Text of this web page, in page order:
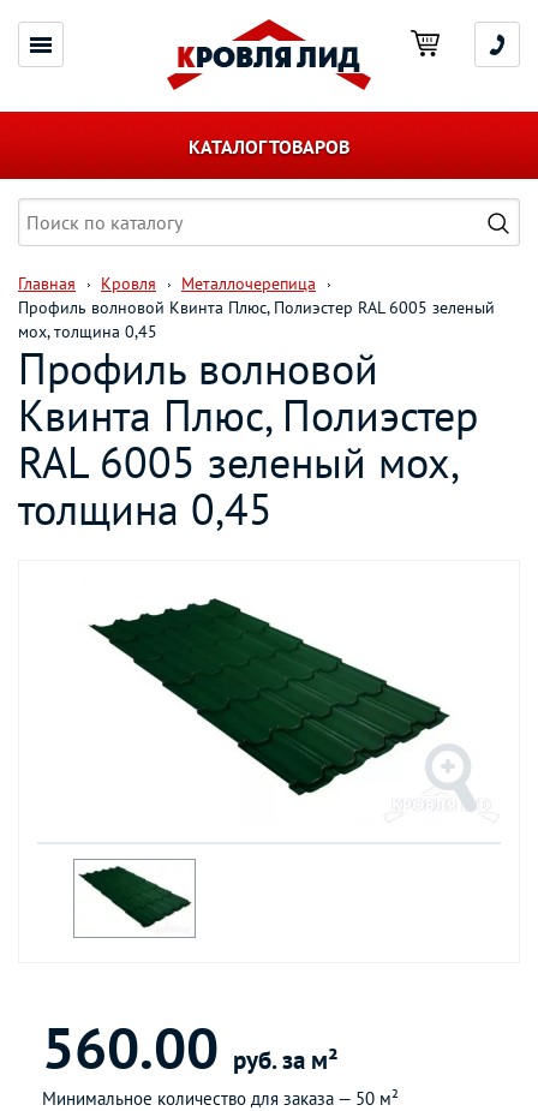
КАТАЛОГ ТОВАРОВ
Главная Кровля
Металлочерепица
Профиль волновой Квинта Плюс, Полиэстер RAL 6005 зеленый
мох, толщина 0,45
Профиль волновой
Квинта Плюс, Полиэстер
RAL 6005 зеленый мох,
толщина 0,45
560.00 руб. за м²
Минимальное количество для заказа — 50 м²